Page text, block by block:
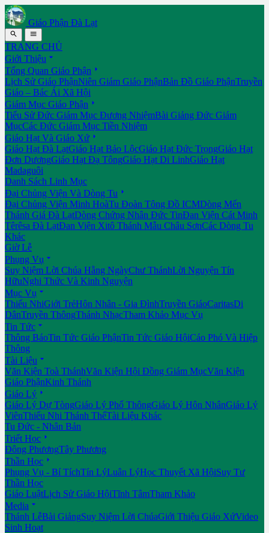
Giáo Phận Đà Lạt
 
TRANG CHỦ
Giới Thiệu 
Tổng Quan Giáo Phận 
Lịch Sử Giáo PhậnNiên Giám Giáo PhậnBản Đồ Giáo PhậnTruyền
Giáo – Bác Ái Xã Hội
Giám Mục Giáo Phận 
Tiểu Sử Đức Giám Mục Đương NhiệmBài Giảng Đức Giám
MụcCác Đức Giám Mục Tiền Nhiệm
Giáo Hạt Và Giáo Xứ 
Giáo Hạt Đà LạtGiáo Hạt Bảo LộcGiáo Hạt Đức TrọngGiáo Hạt
Đơn DươngGiáo Hạt Đạ TôngGiáo Hạt Di LinhGiáo Hạt
Madaguôi
Danh Sách Linh Mục
Đại Chủng Viện Và Dòng Tu 
Đại Chủng Viện Minh HoàTu Đoàn Tông Đồ ICMDòng Mến
Thánh Giá Đà LạtDòng Chứng Nhân Đức TinĐan Viện Cát Minh
Têrêsa Đà LạtĐan Viện Xitô Thánh Mẫu Châu SơnCác Dòng Tu
Khác
Giờ Lễ
Phụng Vụ 
Suy Niệm Lời Chúa Hằng NgàyChư ThánhLời Nguyện Tín
HữuNghi Thức Và Kinh Nguyện
Mục Vụ 
Thiếu NhiGiới TrẻHôn Nhân - Gia ĐìnhTruyền GiáoCaritasDi
DânTruyền ThôngThánh NhạcTham Khảo Mục Vụ
Tin Tức 
Thông BáoTin Tức Giáo PhậnTin Tức Giáo HộiCáo Phó Và Hiệp
Thông
Tài Liệu 
Văn Kiện Toà ThánhVăn Kiện Hội Đồng Giám MụcVăn Kiện
Giáo PhậnKinh Thánh
Giáo Lý 
Giáo Lý Dự TòngGiáo Lý Phổ ThôngGiáo Lý Hôn NhânGiáo Lý
ViênThiếu Nhi Thánh ThểTài Liệu Khác
Tu Đức - Nhân Bản
Triết Học 
Đông PhươngTây Phương
Thần Học 
Phụng Vụ - Bí TíchTín LýLuân LýHọc Thuyết Xã HộiSuy Tư
Thần Học
Giáo LuậtLịch Sử Giáo HộiTĩnh TâmTham Khảo
Media 
Thánh LễBài GiảngSuy Niệm Lời ChúaGiới Thiệu Giáo XứVideo
Sinh Hoạt